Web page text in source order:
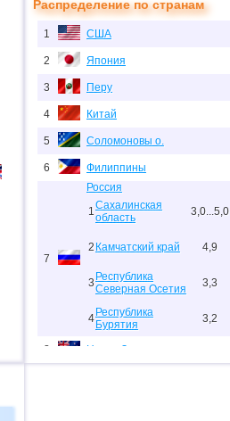
Распределение по странам
1 США
2 Япония
3 Перу
4 Китай
5 Соломоновы о.
6 Филиппины
7
Россия
1Сахалинская
область
3,0...5,0
2 Камчатский край 4,9
3 Республика
Северная Осетия
3,3
4 Республика
Бурятия
3,2
8 Новая Зеландия